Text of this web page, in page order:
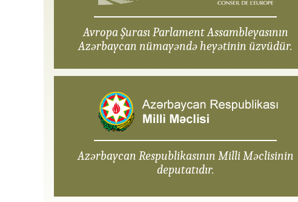
Avropa Şurası Parlament Assambleyasının
Azərbaycan nümayəndə heyətinin üzvüdür.
Azərbaycan Respublikasının Milli Məclisinin
deputatıdır.